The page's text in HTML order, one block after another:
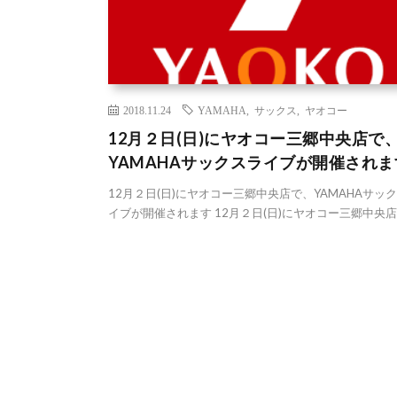
2018.11.24 YAMAHA サックス ヤオコー
12月２日(日)にヤオコー三郷中央店で、
YAMAHAサックスライブが開催され
12月２日(日)にヤオコー三郷中央店で、YAMAHAサッ
イブが開催されます 12月２日(日)にヤオコー三郷中央